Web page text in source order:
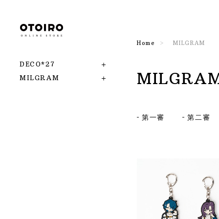
DECO*27
MILGRAM
Home MILGRAM
第一審 第二審